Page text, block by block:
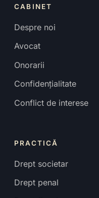
CABINET
Despre noi
Avocat
Onorarii
Confidențialitate
Conflict de interese
PRACTICĂ
Drept societar
Drept penal